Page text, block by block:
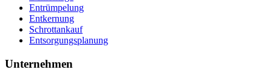
Entrümpelung
Entkernung
Schrottankauf
Entsorgungsplanung
Unternehmen